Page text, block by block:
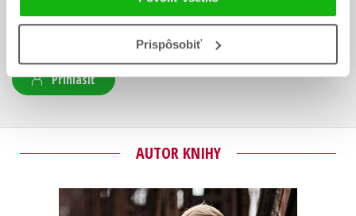
Prispôsobiť
Vaše hodnotenie
Používateľskú recenziu môžu vkladať len registrovaní užívatelia
Prihlásiť
AUTOR KNIHY